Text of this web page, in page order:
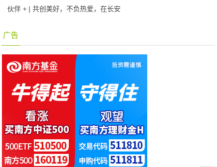
伙伴 + | 共创美好，不负热爱，在长安
广告